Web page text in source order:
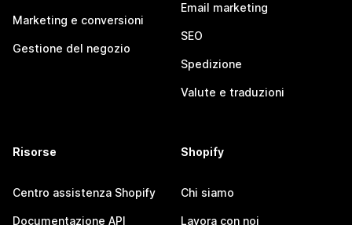
Marketing e conversioni
Gestione del negozio
Email marketing
SEO
Spedizione
Valute e traduzioni
Risorse
Centro assistenza Shopify
Documentazione API
Shopify
Chi siamo
Lavora con noi